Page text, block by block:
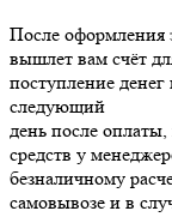
После оформления
вышлет вам счёт
поступление
следующий
день после
средств у
безналичному
самовывозе и в